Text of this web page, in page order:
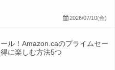
2026/07/10(金)
ル！Amazon.caのプライムセー
に楽しむ方法5つ